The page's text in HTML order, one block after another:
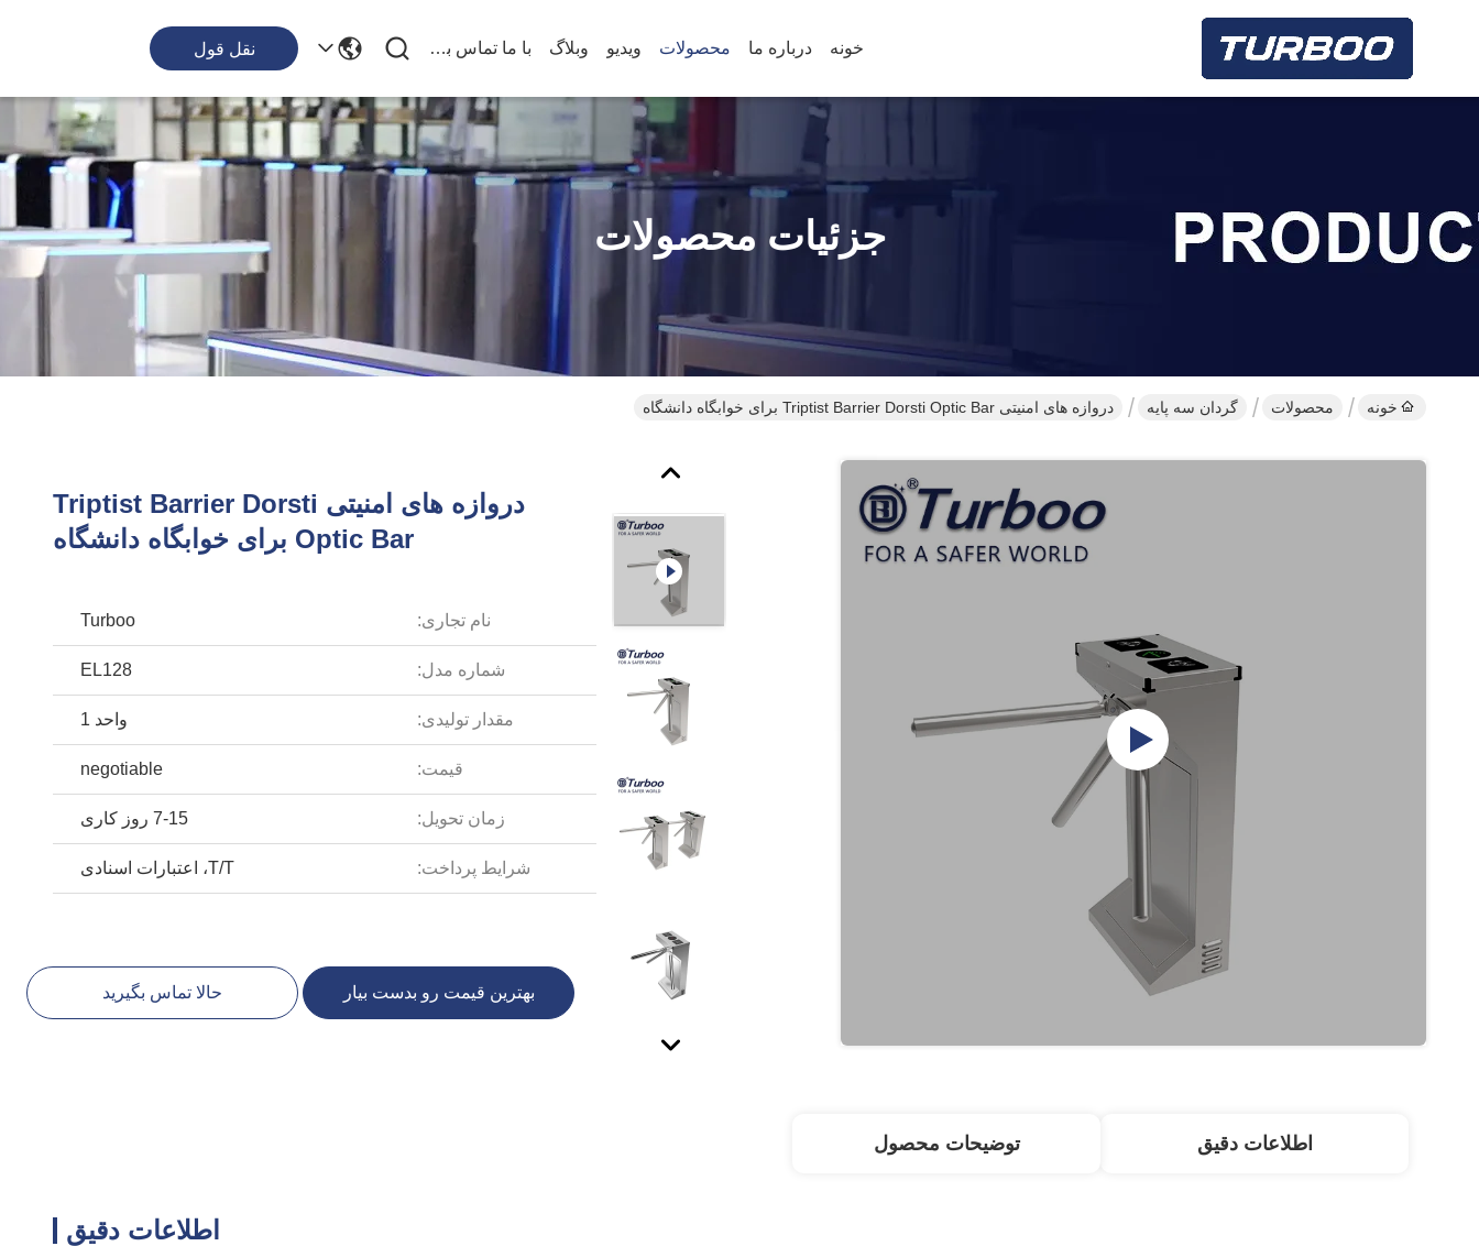
خونه درباره ما محصولات ویدیو وبلاگ با ما تماس بگیرید نقل قول
جزئیات محصولات
خونه محصولات گردان سه پایه دروازه های امنیتی Triptist Barrier Dorsti Optic Bar برای خوابگاه دانشگاه
دروازه های امنیتی Triptist Barrier Dorsti
Optic Bar برای خوابگاه دانشگاه
نام تجاری: Turboo
شماره مدل: EL128
مقدار تولیدی: واحد 1
قیمت: negotiable
زمان تحویل: 7-15 روز کاری
شرایط پرداخت: T/T، اعتبارات اسنادی
بهترین قیمت رو بدست بیار حالا تماس بگیرید
اطلاعات دقیق توضیحات محصول
اطلاعات دقیق